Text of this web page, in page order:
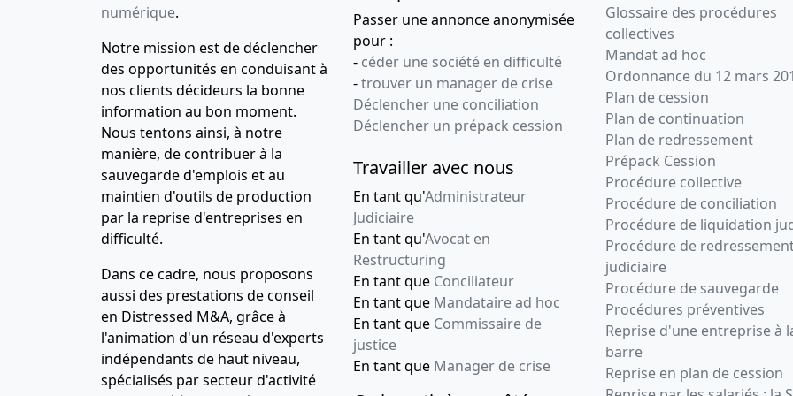
numérique.
Notre mission est de déclencher
des opportunités en conduisant à
nos clients décideurs la bonne
information au bon moment.
Nous tentons ainsi, à notre
manière, de contribuer à la
sauvegarde d'emplois et au
maintien d'outils de production
par la reprise d'entreprises en
difficulté.
Dans ce cadre, nous proposons
aussi des prestations de conseil
en Distressed M&A, grâce à
l'animation d'un réseau d'experts
indépendants de haut niveau,
spécialisés par secteur d'activité
Passer une annonce anonymisée
pour :
- céder une société en difficulté
-trouver un manager de crise
Déclencher une conciliation
Déclencher un prépack cession
Travailler avec nous
En tant qu'Administrateur
Judiciaire
En tant qu'Avocat en
Restructuring
En tant que Conciliateur
En tant que Mandataire ad hoc
En tant que Commissaire de
justice
En tant que Manager de crise
Glossaire des procédures
collectives
Mandat ad hoc
Ordonnance du 12 mars
Plan de cession
Plan de continuation
Plan de redressement
Prépack Cession
Procédure collective
Procédure de conciliation
Procédure de liquidation
Procédure de
judiciaire
Procédure de sauvegarde
Procédures préventives
Reprise d'une entreprise à
barre
Reprise en plan de cession